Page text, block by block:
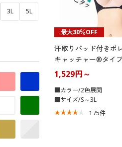
最大30％OFF
汗取りパッド付きボ
キャッチャー®タイ
1,529円～
■カラー/2色展開
■サイズ/S～3L
175件
3L 5L